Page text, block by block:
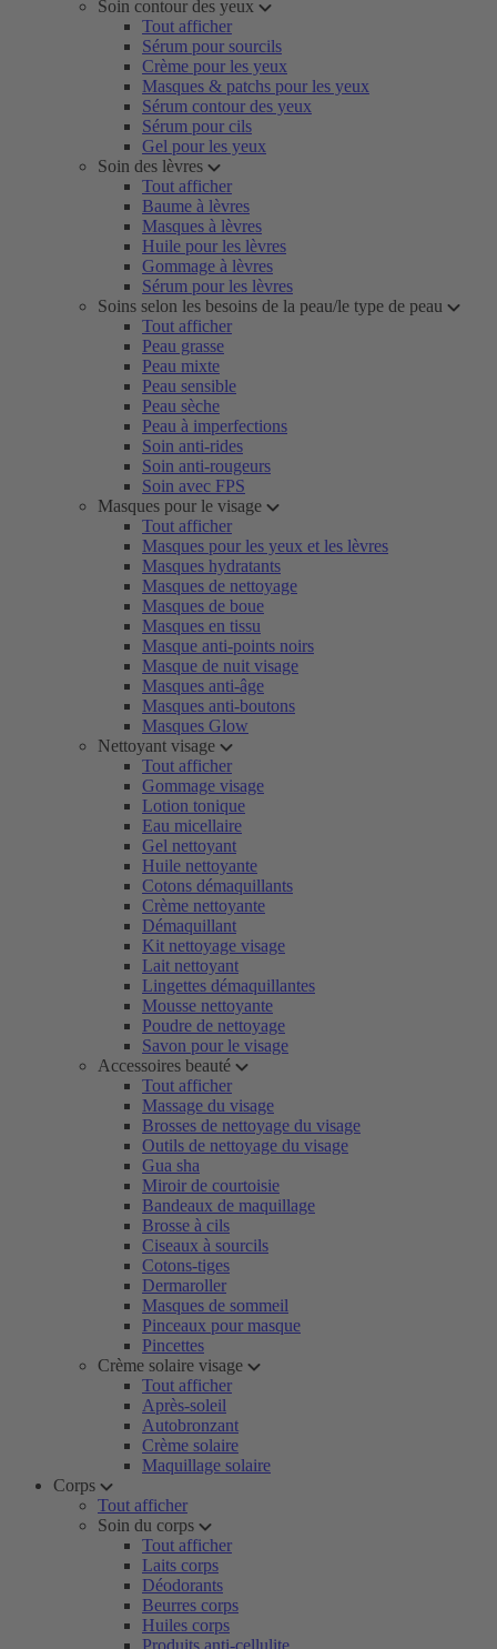
Soin contour des yeux
Tout afficher
Sérum pour sourcils
Crème pour les yeux
Masques & patchs pour les yeux
Sérum contour des yeux
Sérum pour cils
Gel pour les yeux
Soin des lèvres
Tout afficher
Baume à lèvres
Masques à lèvres
Huile pour les lèvres
Gommage à lèvres
Sérum pour les lèvres
Soins selon les besoins de la peau/le type de peau
Tout afficher
Peau grasse
Peau mixte
Peau sensible
Peau sèche
Peau à imperfections
Soin anti-rides
Soin anti-rougeurs
Soin avec FPS
Masques pour le visage
Tout afficher
Masques pour les yeux et les lèvres
Masques hydratants
Masques de nettoyage
Masques de boue
Masques en tissu
Masque anti-points noirs
Masque de nuit visage
Masques anti-âge
Masques anti-boutons
Masques Glow
Nettoyant visage
Tout afficher
Gommage visage
Lotion tonique
Eau micellaire
Gel nettoyant
Huile nettoyante
Cotons démaquillants
Crème nettoyante
Démaquillant
Kit nettoyage visage
Lait nettoyant
Lingettes démaquillantes
Mousse nettoyante
Poudre de nettoyage
Savon pour le visage
Accessoires beauté
Tout afficher
Massage du visage
Brosses de nettoyage du visage
Outils de nettoyage du visage
Gua sha
Miroir de courtoisie
Bandeaux de maquillage
Brosse à cils
Ciseaux à sourcils
Cotons-tiges
Dermaroller
Masques de sommeil
Pinceaux pour masque
Pincettes
Crème solaire visage
Tout afficher
Après-soleil
Autobronzant
Crème solaire
Maquillage solaire
Corps
Tout afficher
Soin du corps
Tout afficher
Laits corps
Déodorants
Beurres corps
Huiles corps
Produits anti-cellulite